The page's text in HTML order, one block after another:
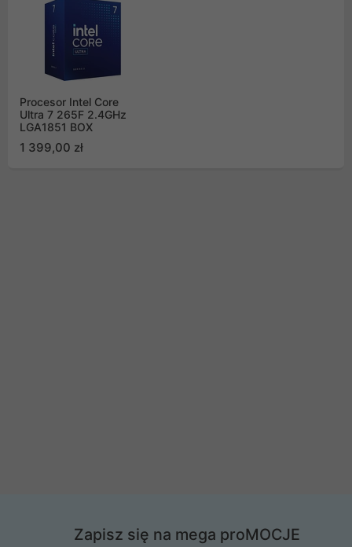
Procesor Intel Core
Ultra 7 265F 2.4GHz
LGA1851 BOX
1 399,00 zł
Zapisz się na mega proMOCJE